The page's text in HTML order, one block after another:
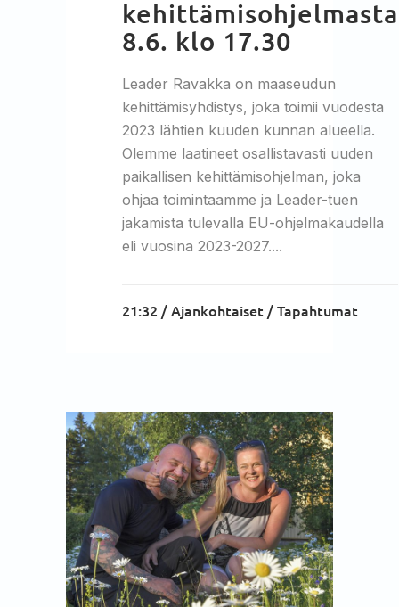
kehittämisohjelmasta
8.6. klo 17.30
Leader Ravakka on maaseudun
kehittämisyhdistys, joka toimii vuodesta
2023 lähtien kuuden kunnan alueella.
Olemme laatineet osallistavasti uuden
paikallisen kehittämisohjelman, joka
ohjaa toimintaamme ja Leader-tuen
jakamista tulevalla EU-ohjelmakaudella
eli vuosina 2023-2027....
21:32 /Ajankohtaiset /Tapahtumat